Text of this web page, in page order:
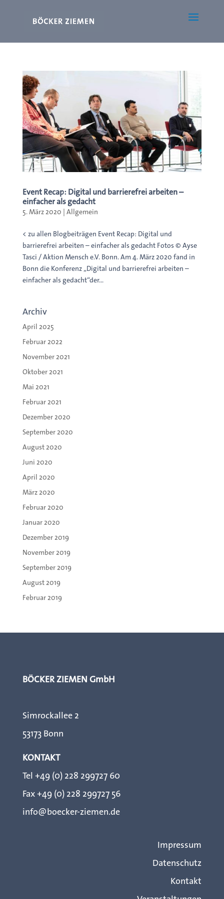
Event Recap: Digital und barrierefrei arbeiten –
einfacher als gedacht
5. März 2020 | Allgemein
< zu allen Blogbeiträgen Event Recap: Digital und
barrierefrei arbeiten – einfacher als gedacht Fotos © Ayse
Tasci / Aktion Mensch e.V. Bonn. Am 4. März 2020 fand in
Bonn die Konferenz „Digital und barrierefrei arbeiten –
einfacher als gedacht“der...
Archiv
April 2025
Februar 2022
November 2021
Oktober 2021
Mai 2021
Februar 2021
Dezember 2020
September 2020
August 2020
Juni 2020
April 2020
März 2020
Februar 2020
Januar 2020
Dezember 2019
November 2019
September 2019
August 2019
Februar 2019
BÖCKER ZIEMEN GmbH
Simrockallee 2
53173 Bonn
KONTAKT
Tel +49 (0) 228 299727 60
Fax +49 (0) 228 299727 56
info@boecker-ziemen.de
Impressum
Datenschutz
Kontakt